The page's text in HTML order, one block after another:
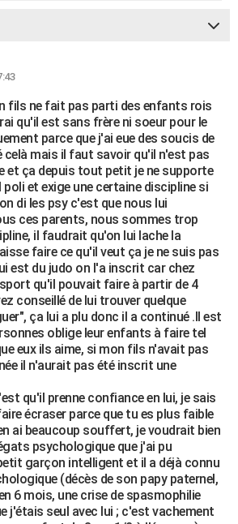
fils ne fait pas parti des enfants rois
qu'il est sans frère ni soeur pour le
parce que j'ai eue des soucis de
celà mais il faut savoir qu'il n'est pas
et ça depuis tout petit je ne supporte
et exige une certaine discipline si
di les psy c'est que nous lui
ces parents, nous sommes trop
il faudrait qu'on lui lache la
faire ce qu'il veut ça je ne suis pas
est du judo on l'a inscrit car chez
qu'il pouvait faire à partir de 4
conseillé de lui trouver quelque
ça lui a plu donc il a continué .Il est
oblige leur enfants à faire tel
eux ils aime, si mon fils n'avait pas
il n'aurait pas été inscrit une
qu'il prenne confiance en lui, je sais
écraser parce que tu es plus faible
ai beaucoup souffert, je voudrait bien
psychologique que j'ai pu
garçon intelligent et il a déjà connu
(décès de son papy paternel,
6 mois, une crise de spasmophilie
j'étais seul avec lui ; c'est vachement